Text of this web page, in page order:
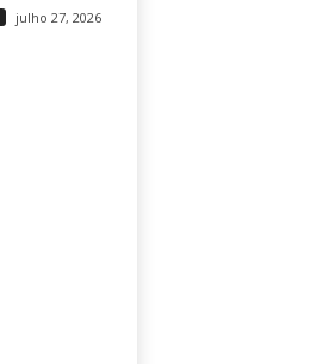
julho 27, 2026